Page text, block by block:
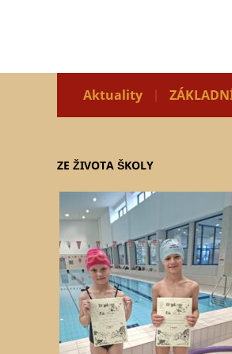
Aktuality
ZE ŽIVOTA ŠKOLY